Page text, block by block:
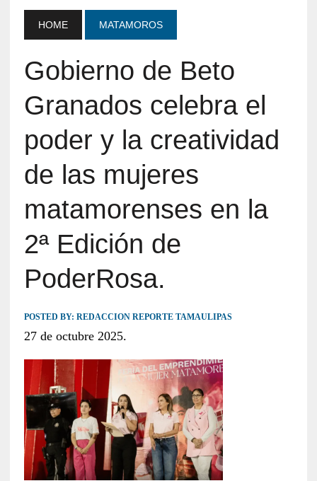
HOME MATAMOROS
Gobierno de Beto
Granados celebra el
poder y la creatividad
de las mujeres
matamorenses en la
2ª Edición de
PoderRosa.
POSTED BY: REDACCION REPORTE TAMAULIPAS
27 de octubre 2025.